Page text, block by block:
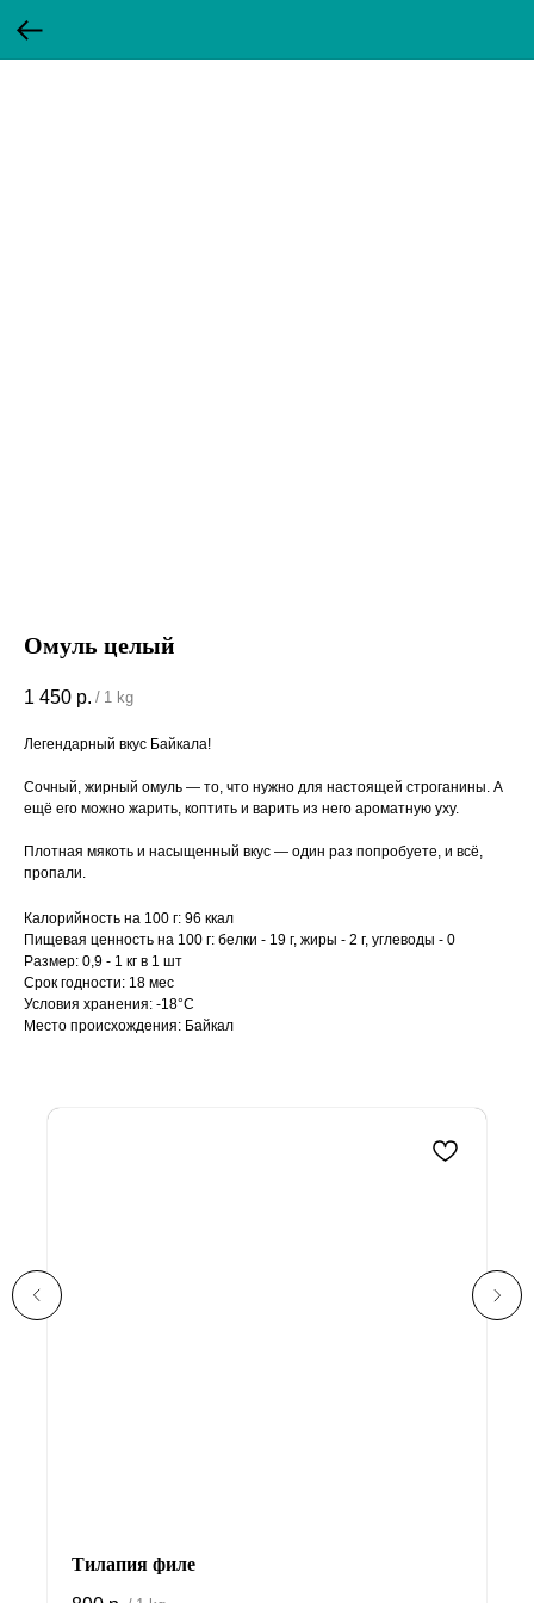
Омуль целый
1 450 р. / 1 kg
Легендарный вкус Байкала!
Сочный, жирный омуль — то, что нужно для настоящей строганины. А
ещё его можно жарить, коптить и варить из него ароматную уху.
Плотная мякоть и насыщенный вкус — один раз попробуете, и всё,
пропали.
Калорийность на 100 г: 96 ккал
Пищевая ценность на 100 г: белки - 19 г, жиры - 2 г, углеводы - 0
Размер: 0,9 - 1 кг в 1 шт
Срок годности: 18 мес
Условия хранения: -18°С
Место происхождения: Байкал
Тилапия филе